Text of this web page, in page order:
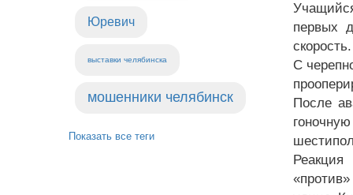
Юревич
выставки челябинска
мошенники челябинск
Показать все теги
первых
скорость.
С
После